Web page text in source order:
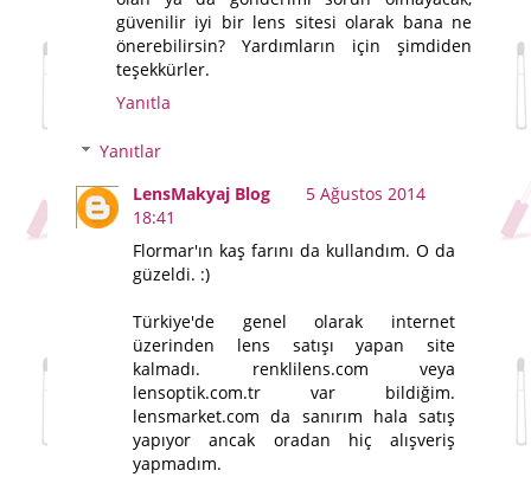
güvenilir iyi bir lens sitesi olarak bana ne
önerebilirsin? Yardımların için şimdiden
teşekkürler.
Yanıtla
Yanıtlar
LensMakyaj Blog
5 Ağustos 2014
18:41
Flormar'ın kaş farını da kullandım. O da
güzeldi. :)
Türkiye'de genel olarak internet
üzerinden lens satışı yapan site
kalmadı. renklilens.com veya
lensoptik.com.tr var bildiğim.
lensmarket.com da sanırım hala satış
yapıyor ancak oradan hiç alışveriş
yapmadım.